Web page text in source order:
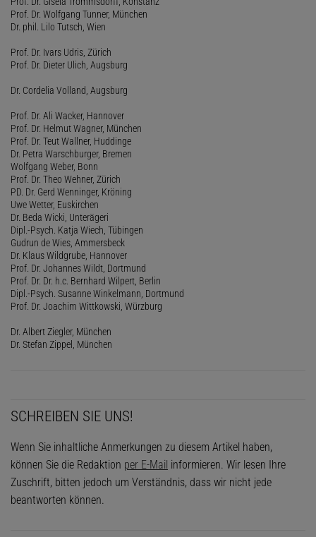
Prof. Dr. Wolfgang Tunner, München
Dr. phil. Lilo Tutsch, Wien
Prof. Dr. Ivars Udris, Zürich
Prof. Dr. Dieter Ulich, Augsburg
Dr. Cordelia Volland, Augsburg
Prof. Dr. Ali Wacker, Hannover
Prof. Dr. Helmut Wagner, München
Prof. Dr. Teut Wallner, Huddinge
Dr. Petra Warschburger, Bremen
Wolfgang Weber, Bonn
Prof. Dr. Theo Wehner, Zürich
PD. Dr. Gerd Wenninger, Kröning
Uwe Wetter, Euskirchen
Dr. Beda Wicki, Unterägeri
Dipl.-Psych. Katja Wiech, Tübingen
Gudrun de Wies, Ammersbeck
Dr. Klaus Wildgrube, Hannover
Prof. Dr. Johannes Wildt, Dortmund
Prof. Dr. Dr. h.c. Bernhard Wilpert, Berlin
Dipl.-Psych. Susanne Winkelmann, Dortmund
Prof. Dr. Joachim Wittkowski, Würzburg
Dr. Albert Ziegler, München
Dr. Stefan Zippel, München
SCHREIBEN SIE UNS!
Wenn Sie inhaltliche Anmerkungen zu diesem Artikel haben,
können Sie die Redaktion per E-Mail informieren. Wir lesen Ihre
Zuschrift, bitten jedoch um Verständnis, dass wir nicht jede
beantworten können.